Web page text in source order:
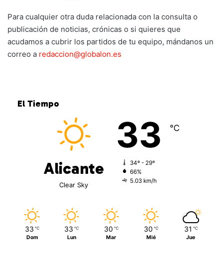
Para cualquier otra duda relacionada con la consulta o
publicación de noticias, crónicas o si quieres que
acudamos a cubrir los partidos de tu equipo, mándanos un
correo a redaccion@globalon.es
El Tiempo
Alicante
Clear Sky
33 ℃
34º - 29º
66%
5.03 km/h
33 ℃
Dom
33 ℃
Lun
30 ℃
Mar
30 ℃
Mié
31 ℃
Jue